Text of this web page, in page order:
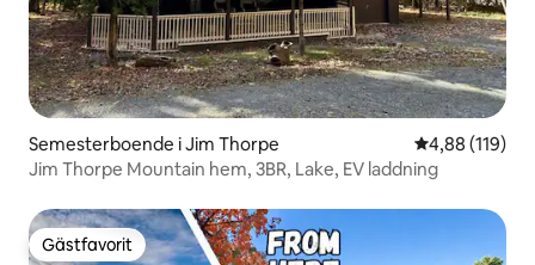
Semesterboende i Jim Thorpe 4,88 av 5 i
4,88 (119)
Jim Thorpe Mountain hem, 3BR, Lake, EV laddning
Gästfavorit
Gästfavorit